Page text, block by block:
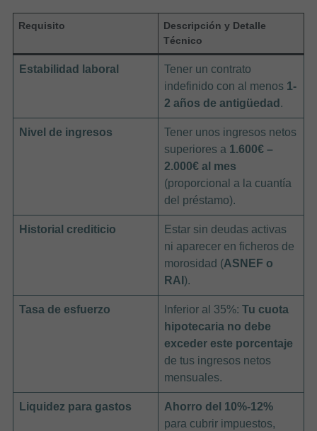
Requisito
Descripción y Detalle
Técnico
Estabilidad laboral
Tener un contrato
indefinido con al menos 1-
2 años de antigüedad .
Nivel de ingresos
Tener unos ingresos netos
superiores a 1.600€ –
2.000€ al mes
(proporcional a la cuantía
del préstamo).
Historial crediticio
Estar sin deudas activas
ni aparecer en ficheros de
morosidad (ASNEF o
RAI ).
Tasa de esfuerzo Inferior al 35%: Tu cuota
hipotecaria no debe
exceder este porcentaje
de tus ingresos netos
mensuales.
Liquidez para gastos
Ahorro del 10%-12%
para cubrir impuestos,